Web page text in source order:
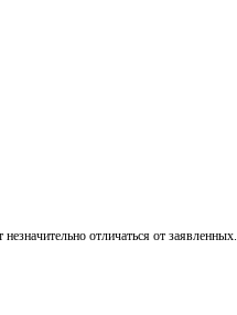
отличаться от заявленных.